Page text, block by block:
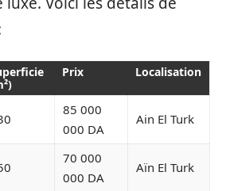
Prix Localisation
85 000
000 DA
Ain El Turk
70 000
000 DA
Aïn El Turk